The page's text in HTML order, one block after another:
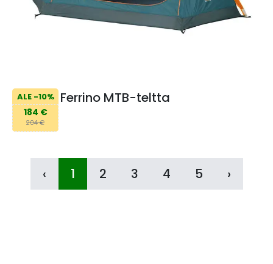
ALE -10%
184 €
204 €
Ferrino MTB-teltta
‹ 1 2 3 4 5 ›